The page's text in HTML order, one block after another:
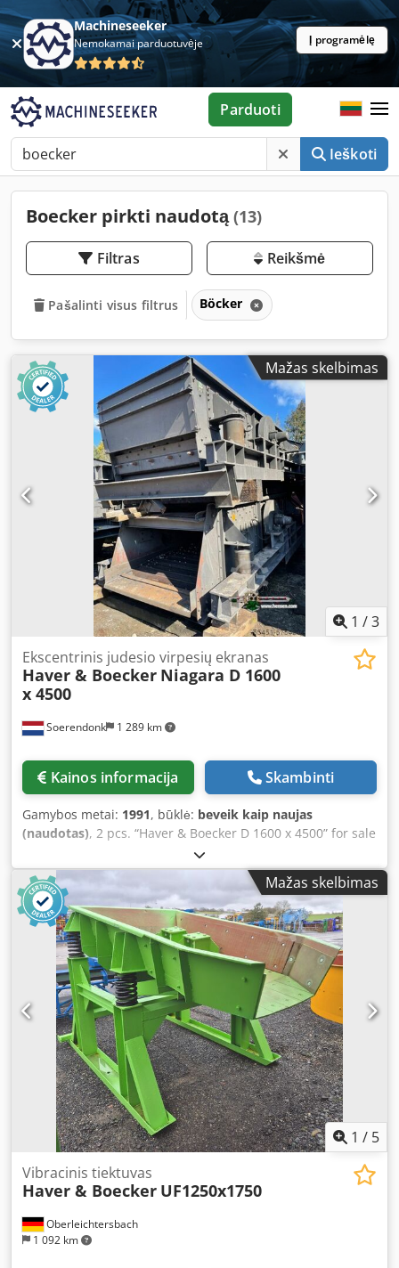
Machineseeker
Nemokamai parduotuvėje Į programėlę
Ieškoti
Parduoti
Boecker pirkti naudotą(13)
Filtras Reikšmė
Pašalinti visus filtrus Böcker
Mažas skelbimas
1 /3
Soerendonk 1 289 km
Ekscentrinis judesio virpesių ekranas
Haver & Boecker Niagara D 1600
x 4500
Kainos informacija Skambinti
Gamybos metai: 1991, būklė: beveik kaip naujas
(naudotas), 2 pcs. “Haver & Boecker D 1600 x 4500” for sale
Also available: various other manufacturers such as
ThyssenKrupp / BOA / Metso / Allis-Chalmers / Skett /
Siebtechnik. Our complete stock list is available on our
website. Manufacturer: Haver & Boecker Model: D 1600 x
4500 Dwjdpfx Aijgtxm Rj Nsa Deck Size: 1,600mm x
4,500mm Decks: 2 Year of manufacture: 1991 Included: –
Drive unit – Frame – Rubber buffers
Mažas skelbimas
1 / 5
Oberleichtersbach
1 092 km
Vibracinis tiektuvas
Haver & Boecker UF1250x1750